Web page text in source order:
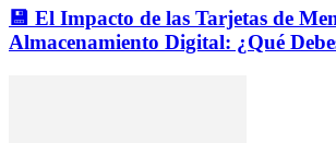
💾 El Impacto de las Tarjetas de
Almacenamiento Digital: ¿Qué